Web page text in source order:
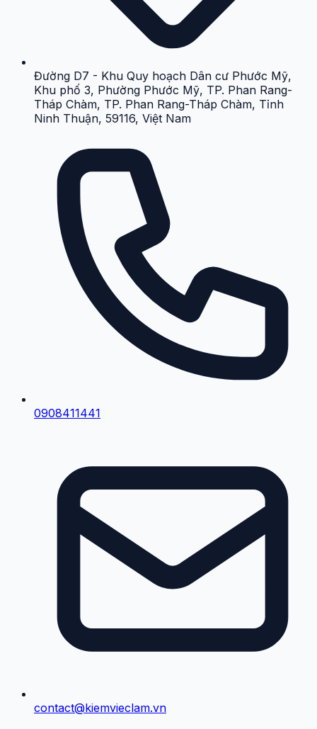
Đường D7 - Khu Quy hoạch Dân cư Phước Mỹ,
Khu phố 3, Phường Phước Mỹ, TP. Phan Rang-
Tháp Chàm, TP. Phan Rang-Tháp Chàm, Tỉnh
Ninh Thuận, 59116, Việt Nam
0908411441
contact@kiemvieclam.vn